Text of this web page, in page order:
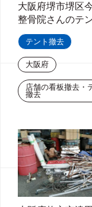
大阪府堺市堺区
整骨院さんのテ
テント撤去
大阪府
店舗の看板撤去・
撤去